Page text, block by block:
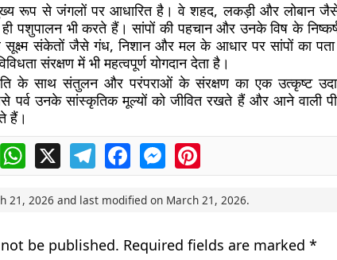
रूप से जंगलों पर आधारित है। वे शहद, लकड़ी और लोबान
पशुपालन भी करते हैं। सांपों की पहचान और उनके विष के
वे सूक्ष्म संकेतों जैसे गंध, निशान और मल के आधार पर सांपों का
संरक्षण में भी महत्वपूर्ण योगदान देता है।
के साथ संतुलन और परंपराओं के संरक्षण का एक उत्कृष्ट
पर्व उनके सांस्कृतिक मूल्यों को जीवित रखते हैं और आने वाली
हैं।
WhatsApp
X TelegramFacebookMessengerPinterest
21, 2026 and last modified on March 21, 2026.
be published. Required fields are marked *